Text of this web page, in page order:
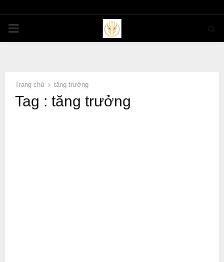
PRIMARY
Trang chủ tăng trưởng
Tag : tăng trưởng